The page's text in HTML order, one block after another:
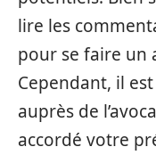
lire les
pour se faire un
Cependant, il
auprès de
accordé votre